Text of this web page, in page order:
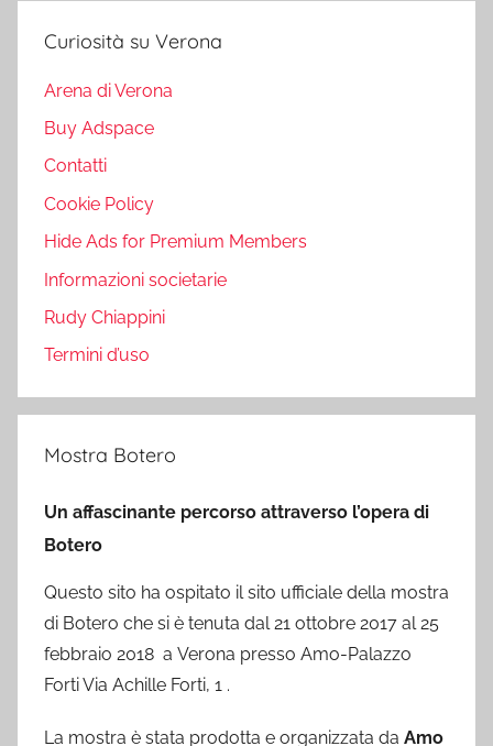
Curiosità su Verona
Arena di Verona
Buy Adspace
Contatti
Cookie Policy
Hide Ads for Premium Members
Informazioni societarie
Rudy Chiappini
Termini d’uso
Mostra Botero
Un affascinante percorso attraverso l’opera di
Botero
Questo sito ha ospitato il sito ufficiale della mostra
di Botero che si è tenuta dal 21 ottobre 2017 al 25
febbraio 2018 a Verona presso Amo-Palazzo
Forti Via Achille Forti, 1 .
La mostra è stata prodotta e organizzata da Amo